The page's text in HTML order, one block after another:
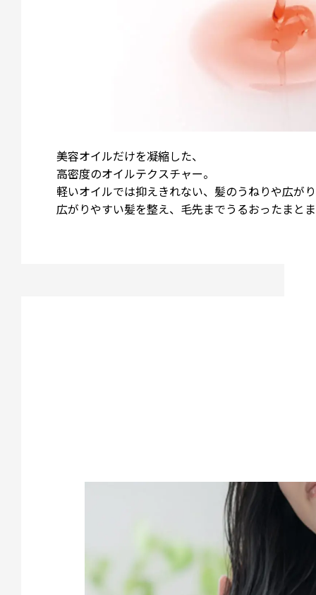
美容オイルだけを凝縮した、
高密度のオイルテクスチャー。
軽いオイルでは抑えきれない、髪のうねりや広が
広がりやすい髪を整え、毛先までうるおったまと